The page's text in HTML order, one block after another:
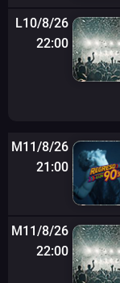
L10/8/26
22:00
M11/8/26
21:00
M11/8/26
22:00